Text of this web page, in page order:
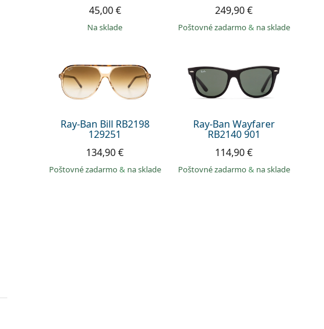
45,00 €
na sklade
249,90 €
Poštovné zadarmo& na sklade
Ray-Ban Bill RB2198
129251
134,90 €
Poštovné zadarmo& na sklade
Ray-Ban Wayfarer
RB2140 901
114,90 €
Poštovné zadarmo& na sklade